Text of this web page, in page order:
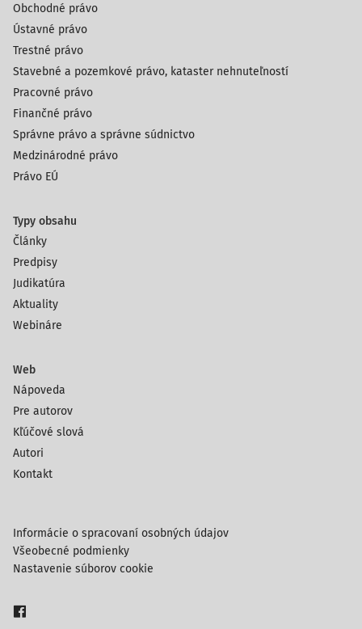
Obchodné právo
Ústavné právo
Trestné právo
Stavebné a pozemkové právo, kataster nehnuteľností
Pracovné právo
Finančné právo
Správne právo a správne súdnictvo
Medzinárodné právo
Právo EÚ
Typy obsahu
Články
Predpisy
Judikatúra
Aktuality
Webináre
Web
Nápoveda
Pre autorov
Kľúčové slová
Autori
Kontakt
Informácie o spracovaní osobných údajov
Všeobecné podmienky
Nastavenie súborov cookie